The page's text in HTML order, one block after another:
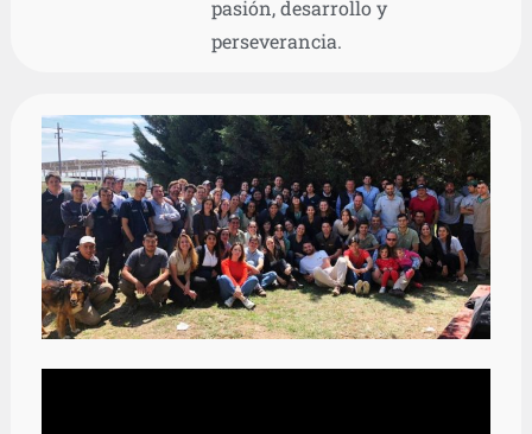
pasión, desarrollo y
perseverancia.